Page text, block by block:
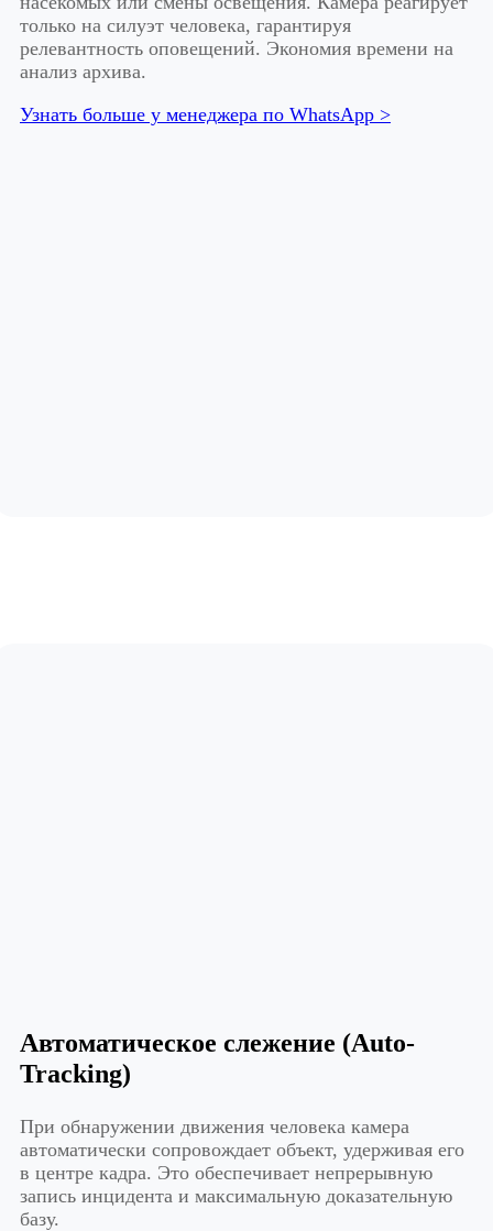
только на силуэт человека, гарантируя
релевантность оповещений. Экономия времени на
анализ архива.
Узнать больше у менеджера по WhatsApp >
Автоматическое слежение (Auto-
Tracking)
При обнаружении движения человека камера
автоматически сопровождает объект, удерживая его
в центре кадра. Это обеспечивает непрерывную
запись инцидента и максимальную доказательную
базу.